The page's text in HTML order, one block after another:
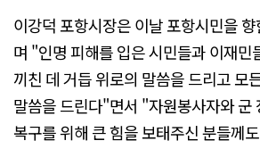
이강덕 포항시장은 이날 포항시민을
며 "인명 피해를 입은 시민들과 이재민
끼친 데 거듭 위로의 말씀을 드리고 모
말씀을 드린다"면서 "자원봉사자와 군
복구를 위해 큰 힘을 보태주신 분들께